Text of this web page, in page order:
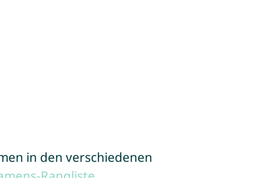
in den verschiedenen